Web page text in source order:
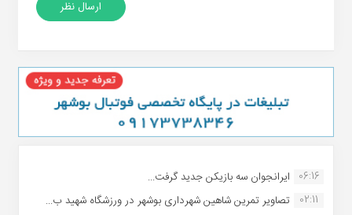
06:16 ایرانجوان سه بازیکن جدید گرفت...
02:11
تصاویر تمرین شاهین شهردارى بوشهر در ورزشگاه شهید ب...